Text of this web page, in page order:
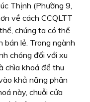
Thịnh (Phường 9,
về cách CCQLTT
chúng ta có thể
lẻ. Trong ngành
chóng đối với xu
chìa khoá để thu
khả năng phân
này, chuỗi cửa